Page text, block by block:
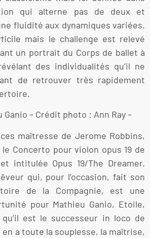
qui alterne pas de deux et
fluidité aux dynamiques variées.
mais le challenge est relevé
un portrait du Corps de ballet à
des individualités qu’il ne
de retrouver très rapidement
– Crédit photo : Ann Ray –
maîtresse de Jerome Robbins,
le Concerto pour violon opus 19 de
intitulée Opus 19/The Dreamer.
qui, pour l’occasion, fait son
de la Compagnie, est une
pour Mathieu Ganio, Etoile,
est le successeur in loco de
en a toute la souplesse, la maîtrise,